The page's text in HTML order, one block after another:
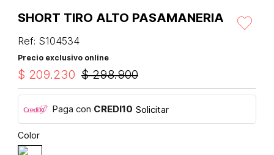
SHORT TIRO ALTO PASAMANERIA
Ref: S104534
Precio exclusivo online
$ 298.900
$ 209.230
Paga con CREDI10 Solicitar
Color